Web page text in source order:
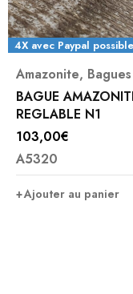
4X avec Paypal possible
Amazonite,Bagues
BAGUE AMAZONITE
REGLABLE N1
103,00€
A5320
Ajouter au panier